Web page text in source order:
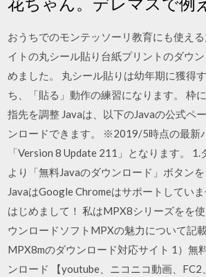
おうちでのモンテッソーリ教育にも使え
イトの丸シール貼り台紙プリントのダウ
めました。 丸シール貼りは幼年期に獲得
ち、「貼る」動作の練習になります。 枠
指先を調整 Javaは、以下のJavaの公式ペ
ンロードできます。 ※2019/5時点の最新
「Version 8 Update 211」となります。
より「無料Javaのダウンロード」ボタンを
JavaはGoogle Chromeはサポートしてい
はじめまして！ 私はMPX8シリーズをを
ウンロードソフトMPXの魅力について記載
MPX8mのダウンロード対応サイト 1）無
ンロード 【youtube、ニコニコ動画、FC2